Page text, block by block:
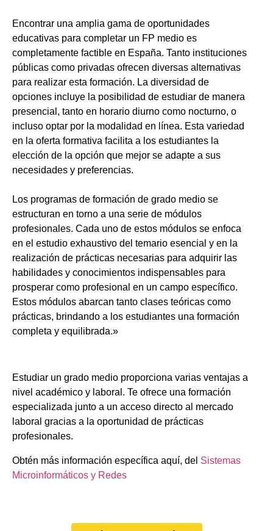
Encontrar una amplia gama de oportunidades
educativas para completar un FP medio es
completamente factible en España. Tanto instituciones
públicas como privadas ofrecen diversas alternativas
para realizar esta formación. La diversidad de
opciones incluye la posibilidad de estudiar de manera
presencial, tanto en horario diurno como nocturno, o
incluso optar por la modalidad en línea. Esta variedad
en la oferta formativa facilita a los estudiantes la
elección de la opción que mejor se adapte a sus
necesidades y preferencias.
Los programas de formación de grado medio se
estructuran en torno a una serie de módulos
profesionales. Cada uno de estos módulos se enfoca
en el estudio exhaustivo del temario esencial y en la
realización de prácticas necesarias para adquirir las
habilidades y conocimientos indispensables para
prosperar como profesional en un campo específico.
Estos módulos abarcan tanto clases teóricas como
prácticas, brindando a los estudiantes una formación
completa y equilibrada.»
Estudiar un grado medio proporciona varias ventajas a
nivel académico y laboral. Te ofrece una formación
especializada junto a un acceso directo al mercado
laboral gracias a la oportunidad de prácticas
profesionales.
Obtén más información específica aquí, del Sistemas
Microinformáticos y Redes